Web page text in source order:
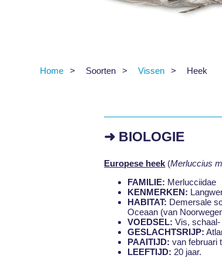
Home Soorten Vissen Heek
➜ BIOLOGIE
Europese heek (Merluccius
FAMILIE: Merlucciidae
KENMERKEN:
HABITAT: Demersale
Oceaan (van
VOEDSEL:Vis,
GESLACHTSRIJP:
PAAITIJD:van februari
LEEFTIJD: 20 jaar.